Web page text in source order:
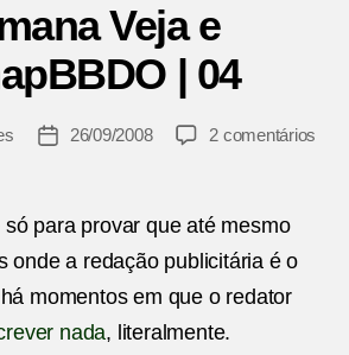
Veja e
| 04
Data26/09/2008 2 comentários
para provar que até mesmo
onde a redação publicitária é o
momentos em que o redator
nada, literalmente.